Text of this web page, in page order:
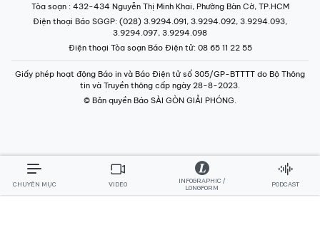
Tòa soạn : 432-434 Nguyễn Thị Minh Khai, Phường Bàn Cờ, TP.HCM
Điện thoại Báo SGGP: (028) 3.9294.091, 3.9294.092, 3.9294.093,
3.9294.097, 3.9294.098
Điện thoại Tòa soạn Báo Điện tử: 08 65 11 22 55
Giấy phép hoạt động Báo in và Báo Điện tử số 305/GP-BTTTT do Bộ Thông
tin và Truyền thông cấp ngày 28-8-2023.
© Bản quyền Báo SÀI GÒN GIẢI PHÓNG.
CHUYÊN MỤC VIDEO
INFOGRAPHIC /
LONGFORM
PODCAST